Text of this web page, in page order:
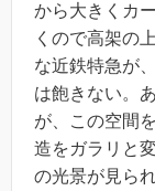
から大きくカ
くので高架の
な近鉄特急が
は飽きない。
が、この空間
造をガラリと
の光景が見ら